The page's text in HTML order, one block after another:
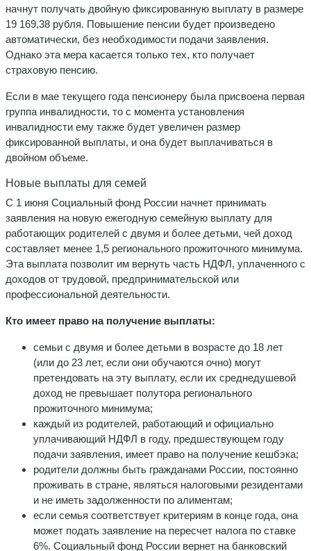
начнут получать двойную фиксированную выплату в размере
19 169,38 рубля. Повышение пенсии будет произведено
автоматически, без необходимости подачи заявления.
Однако эта мера касается только тех, кто получает
страховую пенсию.
Если в мае текущего года пенсионеру была присвоена первая
группа инвалидности, то с момента установления
инвалидности ему также будет увеличен размер
фиксированной выплаты, и она будет выплачиваться в
двойном объеме.
Новые выплаты для семей
С 1 июня Социальный фонд России начнет принимать
заявления на новую ежегодную семейную выплату для
работающих родителей с двумя и более детьми, чей доход
составляет менее 1,5 регионального прожиточного минимума.
Эта выплата позволит им вернуть часть НДФЛ, уплаченного с
доходов от трудовой, предпринимательской или
профессиональной деятельности.
Кто имеет право на получение выплаты:
семьи с двумя и более детьми в возрасте до 18 лет
(или до 23 лет, если они обучаются очно) могут
претендовать на эту выплату, если их среднедушевой
доход не превышает полутора регионального
прожиточного минимума;
каждый из родителей, работающий и официально
уплачивающий НДФЛ в году, предшествующем году
подачи заявления, имеет право на получение кешбэка;
родители должны быть гражданами России, постоянно
проживать в стране, являться налоговыми резидентами
и не иметь задолженности по алиментам;
если семья соответствует критериям в конце года, она
может подать заявление на пересчет налога по ставке
6%. Социальный фонд России вернет на банковский